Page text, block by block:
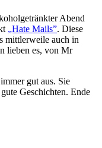
Abend
„Hate Mails”. Diese
mittlerweile auch in
lieben es, von Mr
gut aus. Sie
Geschichten. Ende